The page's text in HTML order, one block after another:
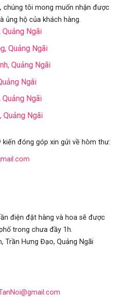
chúng tôi mong muốn nhận được
ủng hộ của khách hàng.
Ngãi
Quảng Ngãi
Quảng Ngãi
Ngãi
Ngãi
Quảng Ngãi
kiến đóng góp xin gửi về hòm thư:
điện đặt hàng và hoa sẽ được
trong chưa đầy 1h.
Trần Hưng Đạo, Quảng Ngãi